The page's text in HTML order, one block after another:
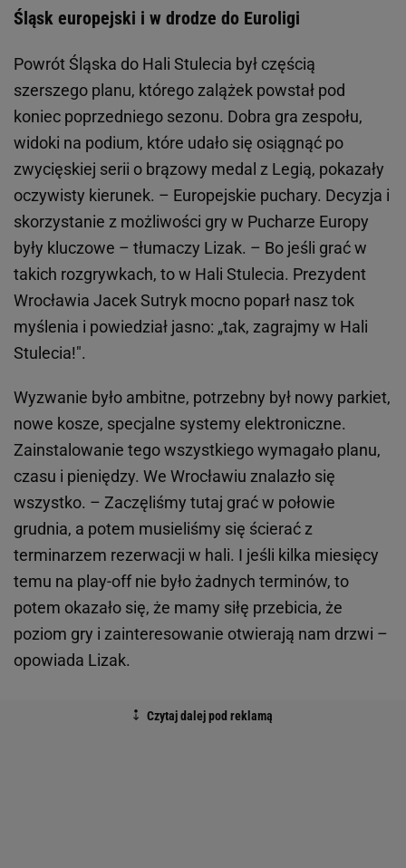
Śląsk europejski i w drodze do Euroligi
Powrót Śląska do Hali Stulecia był częścią
szerszego planu, którego zalążek powstał pod
koniec poprzedniego sezonu. Dobra gra zespołu,
widoki na podium, które udało się osiągnąć po
zwycięskiej serii o brązowy medal z Legią, pokazały
oczywisty kierunek. – Europejskie puchary. Decyzja i
skorzystanie z możliwości gry w Pucharze Europy
były kluczowe – tłumaczy Lizak. – Bo jeśli grać w
takich rozgrywkach, to w Hali Stulecia. Prezydent
Wrocławia Jacek Sutryk mocno poparł nasz tok
myślenia i powiedział jasno: „tak, zagrajmy w Hali
Stulecia!".
Wyzwanie było ambitne, potrzebny był nowy parkiet,
nowe kosze, specjalne systemy elektroniczne.
Zainstalowanie tego wszystkiego wymagało planu,
czasu i pieniędzy. We Wrocławiu znalazło się
wszystko. – Zaczęliśmy tutaj grać w połowie
grudnia, a potem musieliśmy się ścierać z
terminarzem rezerwacji w hali. I jeśli kilka miesięcy
temu na play-off nie było żadnych terminów, to
potem okazało się, że mamy siłę przebicia, że
poziom gry i zainteresowanie otwierają nam drzwi –
opowiada Lizak.